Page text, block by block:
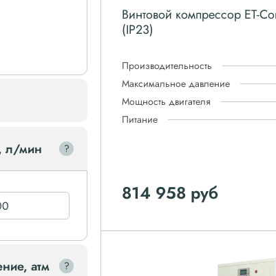
л/мин ?
?
атм ?
?
Винтовой компрессор ET-
(IP23)
Производительность
Максимальное давление
Мощность двигателя
Питание
814 958 руб